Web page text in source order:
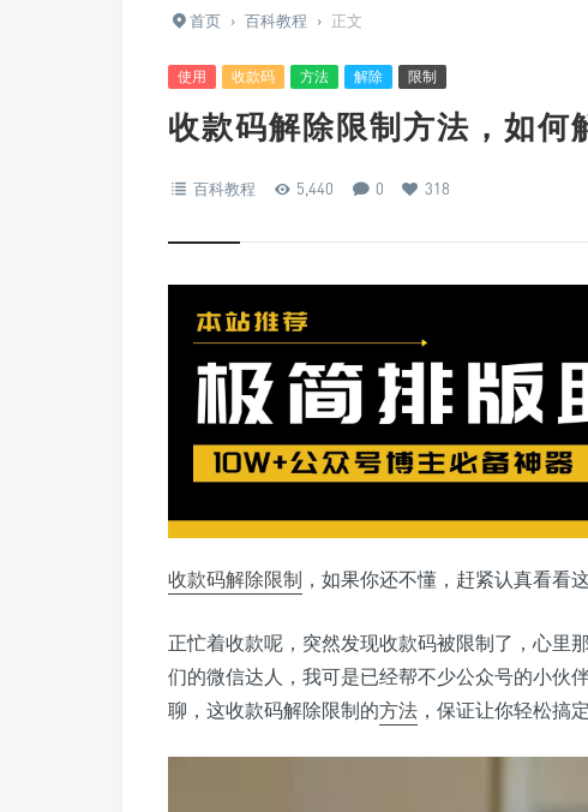
首页 › 百科教程 › 正文
使用 收款码 方法 解除 限制
收款码解除限制方法，如何
百科教程 5,440 0 318
收款码解除限制 ，如果你还不懂，赶紧认真看看
正忙着收款呢，突然发现收款码被限制了，心里
们的微信达人，我可是已经帮不少公众号的小伙
聊，这收款码解除限制的方法 ，保证让你轻松搞定